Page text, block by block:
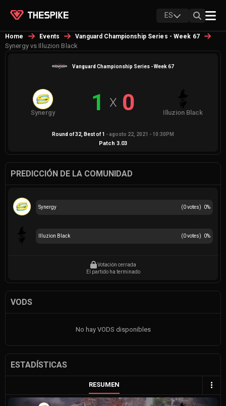
ES
Home Events Vanguard Championship Series - Week 67
Synergy vs Illuzion Black
Vanguard Championship Series - Week 67
Synergy 1 X 0 Illuzion Black
Round of 32 , Best of1 - agosto 22, 2021 - 10:30PM
Patch 3.03
PREDICCIÓN DE LA COMUNIDAD
(0votes) 0%
Synergy
(0votes) 0%
Illuzion Black
Votación cerrada
El partido ha terminado
VODS
No hay VODS disponibles
ESTADÍSTICAS
RESUMEN